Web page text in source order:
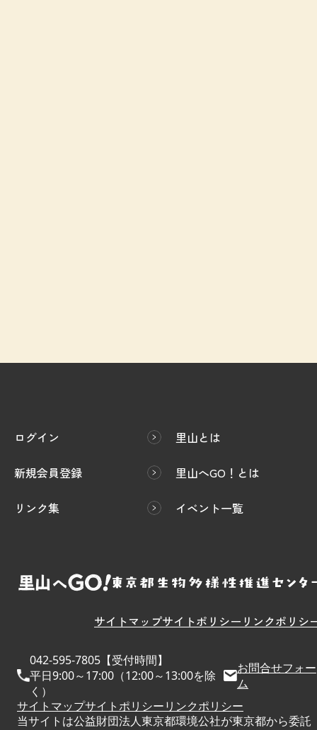
ログイン
新規会員登録
リンク集
里山とは
里山へGO！とは
イベント一覧
サイトマップサイトポリシー リンクポリシ
042-595-7805【受付時間】
平日9:00～17:00（12:00～13:00を除
く）
お問合せフォー
ム
サイトマップサイトポリシーリンクポリシー
当サイトは公益財団法人東京都環境公社が東京都から委託